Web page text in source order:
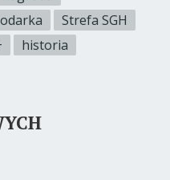
Strefa SGH
historia